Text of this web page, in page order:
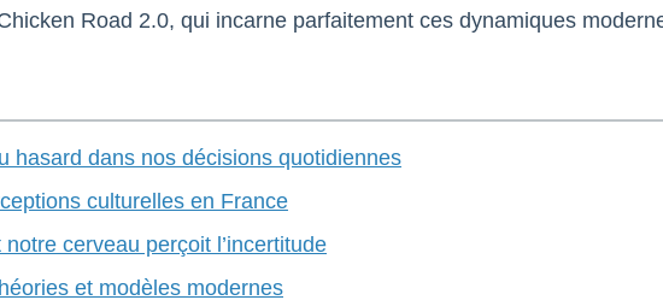
Road 2.0, qui incarne parfaitement ces dynamiques
hasard dans nos décisions quotidiennes
culturelles en France
cerveau perçoit l’incertitude
et modèles modernes